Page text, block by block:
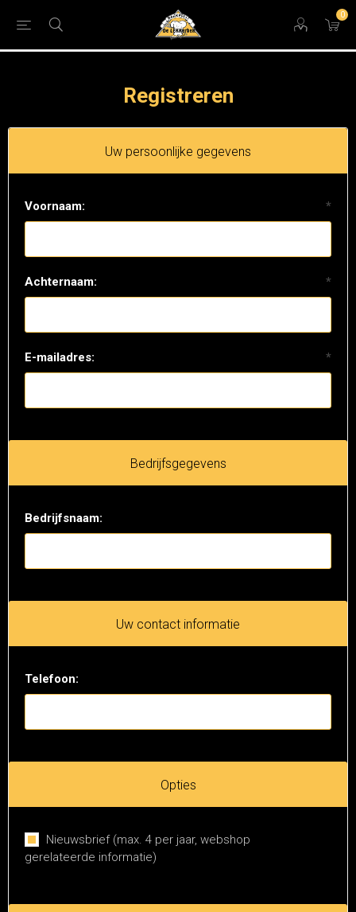
0
Registreren
Uw persoonlijke gegevens
Voornaam: *
Achternaam: *
E-mailadres: *
Bedrijfsgegevens
Bedrijfsnaam:
Uw contact informatie
Telefoon:
Opties
Nieuwsbrief (max. 4 per jaar, webshop
gerelateerde informatie)